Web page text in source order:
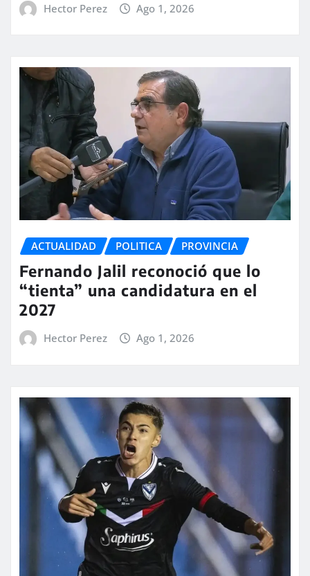
Hector Perez Ago 1, 2026
ACTUALIDAD POLITICA PROVINCIA
Fernando Jalil reconoció que lo
“tienta” una candidatura en el
2027
Hector Perez Ago 1, 2026